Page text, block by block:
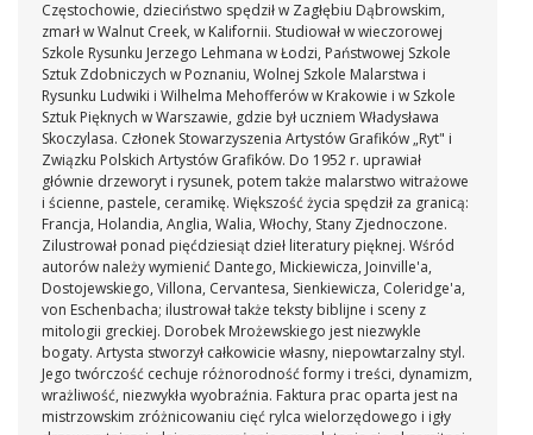
Częstochowie, dzieciństwo spędził w Zagłębiu Dąbrowskim,
zmarł w Walnut Creek, w Kalifornii. Studiował w wieczorowej
Szkole Rysunku Jerzego Lehmana w Łodzi, Państwowej Szkole
Sztuk Zdobniczych w Poznaniu, Wolnej Szkole Malarstwa i
Rysunku Ludwiki i Wilhelma Mehofferów w Krakowie i w Szkole
Sztuk Pięknych w Warszawie, gdzie był uczniem Władysława
Skoczylasa. Członek Stowarzyszenia Artystów Grafików „Ryt" i
Związku Polskich Artystów Grafików. Do 1952 r. uprawiał
głównie drzeworyt i rysunek, potem także malarstwo witrażowe
i ścienne, pastele, ceramikę. Większość życia spędził za granicą:
Francja, Holandia, Anglia, Walia, Włochy, Stany Zjednoczone.
Zilustrował ponad pięćdziesiąt dzieł literatury pięknej. Wśród
autorów należy wymienić Dantego, Mickiewicza, Joinville'a,
Dostojewskiego, Villona, Cervantesa, Sienkiewicza, Coleridge'a,
von Eschenbacha; ilustrował także teksty biblijne i sceny z
mitologii greckiej. Dorobek Mrożewskiego jest niezwykle
bogaty. Artysta stworzył całkowicie własny, niepowtarzalny styl.
Jego twórczość cechuje różnorodność formy i treści, dynamizm,
wrażliwość, niezwykła wyobraźnia. Faktura prac oparta jest na
mistrzowskim zróżnicowaniu cięć rylca wielorzędowego i igły